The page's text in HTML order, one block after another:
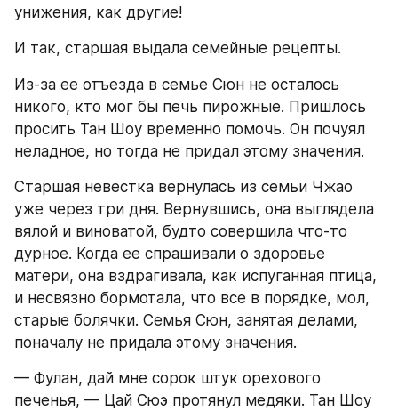
унижения, как другие!
И так, старшая выдала семейные рецепты.
Из-за ее отъезда в семье Сюн не осталось
никого, кто мог бы печь пирожные. Пришлось
просить Тан Шоу временно помочь. Он почуял
неладное, но тогда не придал этому значения.
Старшая невестка вернулась из семьи Чжао
уже через три дня. Вернувшись, она выглядела
вялой и виноватой, будто совершила что-то
дурное. Когда ее спрашивали о здоровье
матери, она вздрагивала, как испуганная птица,
и несвязно бормотала, что все в порядке, мол,
старые болячки. Семья Сюн, занятая делами,
поначалу не придала этому значения.
— Фулан, дай мне сорок штук орехового
печенья, — Цай Сюэ протянул медяки. Тан Шоу